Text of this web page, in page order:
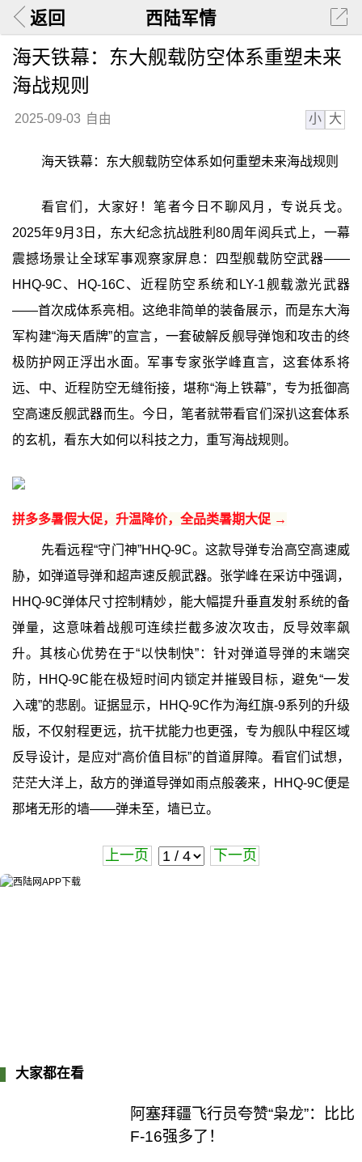
返回 西陆军情
海天铁幕：东大舰载防空体系重塑未来
海战规则
2025-09-03 自由 小 大
海天铁幕：东大舰载防空体系如何重塑未来海战规则
看官们，大家好！笔者今日不聊风月，专说兵戈。
2025年9月3日，东大纪念抗战胜利80周年阅兵式上，一幕
震撼场景让全球军事观察家屏息：四型舰载防空武器——
HHQ-9C、HQ-16C、近程防空系统和LY-1舰载激光武器
——首次成体系亮相。这绝非简单的装备展示，而是东大海
军构建“海天盾牌”的宣言，一套破解反舰导弹饱和攻击的终
极防护网正浮出水面。军事专家张学峰直言，这套体系将
远、中、近程防空无缝衔接，堪称“海上铁幕”，专为抵御高
空高速反舰武器而生。今日，笔者就带看官们深扒这套体系
的玄机，看东大如何以科技之力，重写海战规则。
拼多多暑假大促，升温降价，全品类暑期大促 →
先看远程“守门神”HHQ-9C。这款导弹专治高空高速威
胁，如弹道导弹和超声速反舰武器。张学峰在采访中强调，
HHQ-9C弹体尺寸控制精妙，能大幅提升垂直发射系统的备
弹量，这意味着战舰可连续拦截多波次攻击，反导效率飙
升。其核心优势在于“以快制快”：针对弹道导弹的末端突
防，HHQ-9C能在极短时间内锁定并摧毁目标，避免“一发
入魂”的悲剧。证据显示，HHQ-9C作为海红旗-9系列的升级
版，不仅射程更远，抗干扰能力也更强，专为舰队中程区域
反导设计，是应对“高价值目标”的首道屏障。看官们试想，
茫茫大洋上，敌方的弹道导弹如雨点般袭来，HHQ-9C便是
那堵无形的墙——弹未至，墙已立。
上一页 下一页
大家都在看
阿塞拜疆飞行员夸赞“枭龙”：比比
F-16强多了！